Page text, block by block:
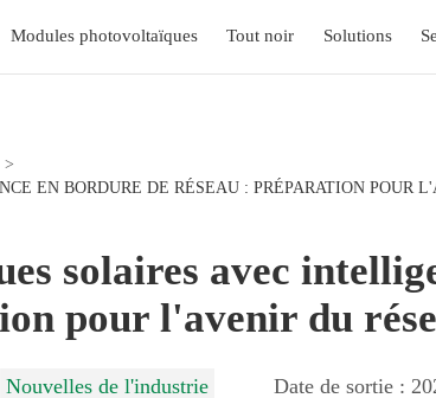
Modules photovoltaïques Tout noir Solutions
EN BORDURE DE RÉSEAU : PRÉPARATION POUR
solaires avec
pour l'avenir du
Nouvelles de l'industrie Date de sortie :